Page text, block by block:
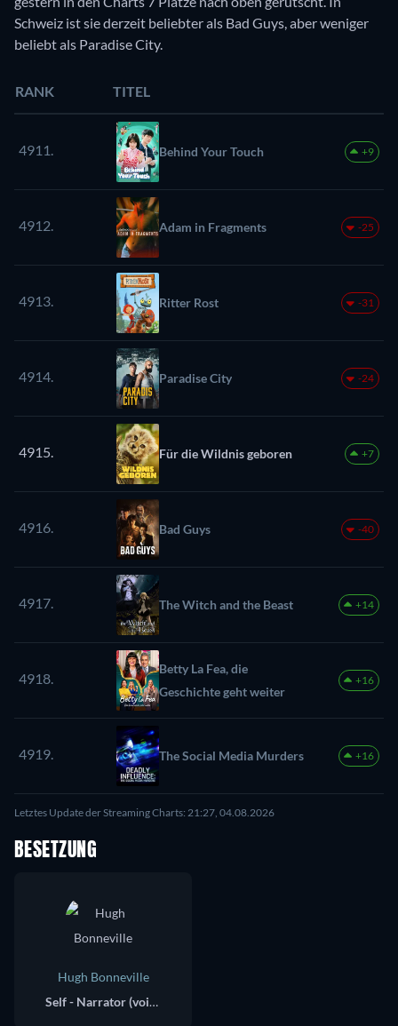
Schweiz ist sie derzeit beliebter als Bad Guys, aber weniger
beliebt als Paradise City.
RANK TITEL
4911. Behind Your Touch +9
4912. Adam in Fragments -25
4913. Ritter Rost -31
4914. Paradise City -24
4915. Für die Wildnis geboren +7
4916. Bad Guys -40
4917. The Witch and the Beast +14
4918.
Betty La Fea, die
Geschichte geht weiter
+16
4919. The Social Media Murders +16
Letztes Update der Streaming Charts: 21:27, 04.08.2026
BESETZUNG
Hugh Bonneville
Self - Narrator (voice)